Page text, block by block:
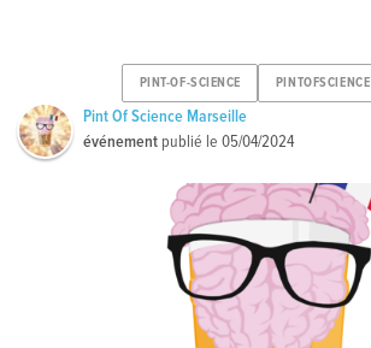
PINT-OF-SCIENCE PINTOFSCIENCE
Pint Of Science Marseille
événement publié le05/04/2024